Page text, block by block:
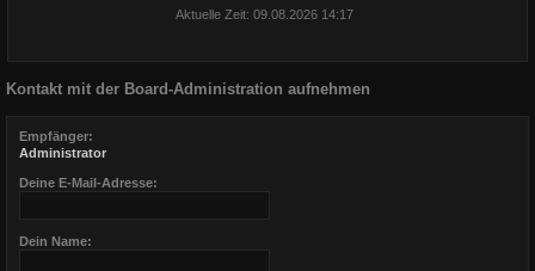
Aktuelle Zeit: 09.08.2026 14:17
Kontakt mit der Board-Administration aufnehmen
Empfänger:
Administrator
Deine E-Mail-Adresse:
Dein Name: